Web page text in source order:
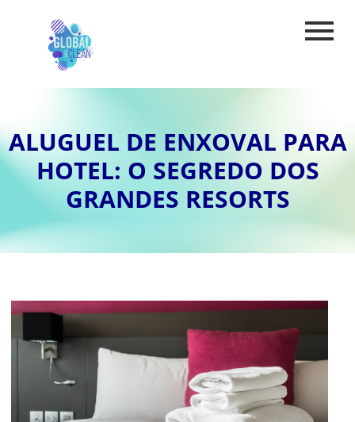
ALUGUEL DE ENXOVAL PARA
HOTEL: O SEGREDO DOS
GRANDES RESORTS